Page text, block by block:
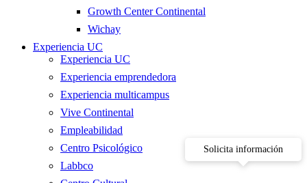
Solicita información
Growth Center Continental
Wichay
Experiencia UC
Experiencia UC
Experiencia emprendedora
Experiencia multicampus
Vive Continental
Empleabilidad
Centro Psicológico
Labbco